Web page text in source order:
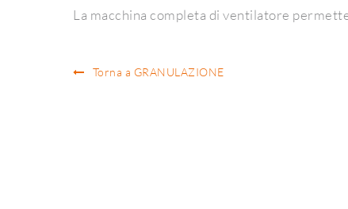
La macchina completa di ventilatore
Torna a GRANULAZIONE